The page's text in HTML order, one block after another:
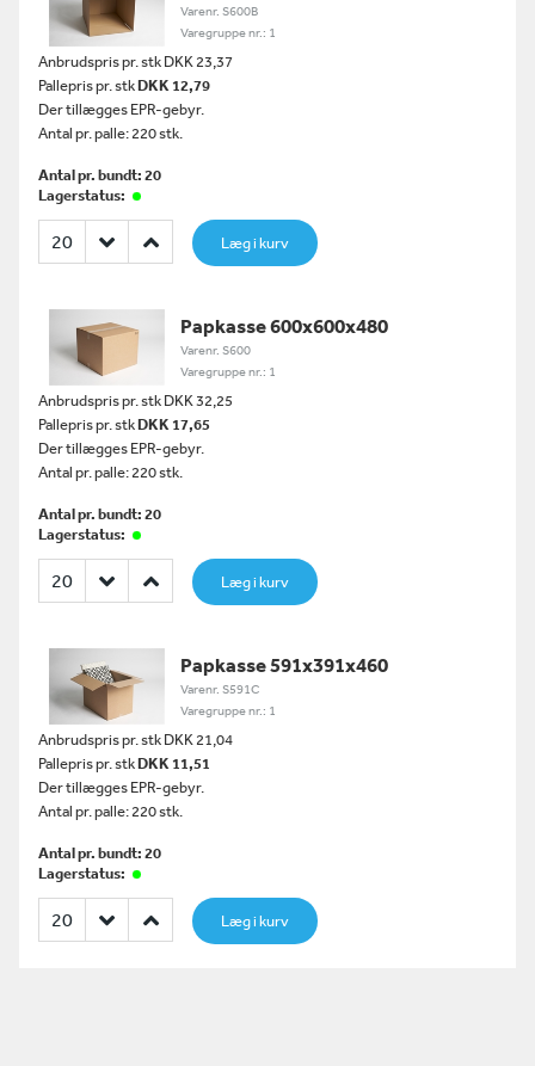
Varenr. S600B
Varegruppe nr.: 1
Anbrudspris pr. stk DKK 23,37
Pallepris pr. stkDKK 12,79
Der tillægges EPR-gebyr.
Antal pr. palle: 220 stk.
Antal pr. bundt: 20
Lagerstatus:
Læg i kurv
Papkasse 600x600x480
Varenr. S600
Varegruppe nr.: 1
Anbrudspris pr. stk DKK 32,25
Pallepris pr. stkDKK 17,65
Der tillægges EPR-gebyr.
Antal pr. palle: 220 stk.
Antal pr. bundt: 20
Lagerstatus:
Læg i kurv
Papkasse 591x391x460
Varenr. S591C
Varegruppe nr.: 1
Anbrudspris pr. stk DKK 21,04
Pallepris pr. stkDKK 11,51
Der tillægges EPR-gebyr.
Antal pr. palle: 220 stk.
Antal pr. bundt: 20
Lagerstatus:
Læg i kurv